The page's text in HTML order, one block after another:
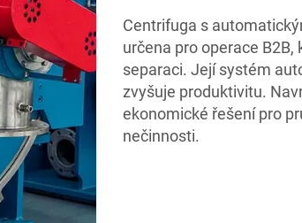
Centrifuga s
určena pro operace
separaci. Její systém
zvyšuje produktivitu.
ekonomické řešení pro
nečinnosti.